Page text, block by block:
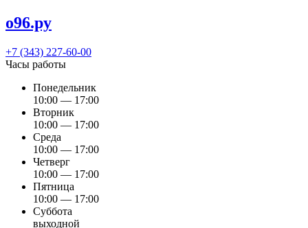
о96.ру
+7 (343) 227-60-00
Часы работы
Понедельник
10:00 — 17:00
Вторник
10:00 — 17:00
Среда
10:00 — 17:00
Четверг
10:00 — 17:00
Пятница
10:00 — 17:00
Суббота
выходной